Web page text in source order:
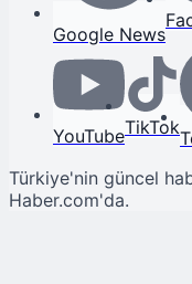
Google News
YouTubeTikTok
Türkiye'nin güncel
Haber.com'da.